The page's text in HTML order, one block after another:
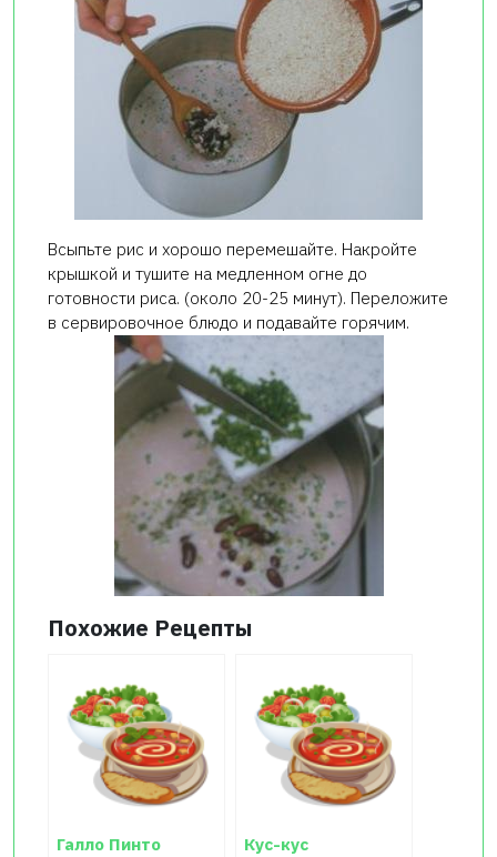
Всыпьте рис и хорошо перемешайте. Накройте
крышкой и тушите на медленном огне до
готовности риса. (около 20-25 минут). Переложите
в сервировочное блюдо и подавайте горячим.
Похожие Рецепты
Галло Пинто Кус-кус